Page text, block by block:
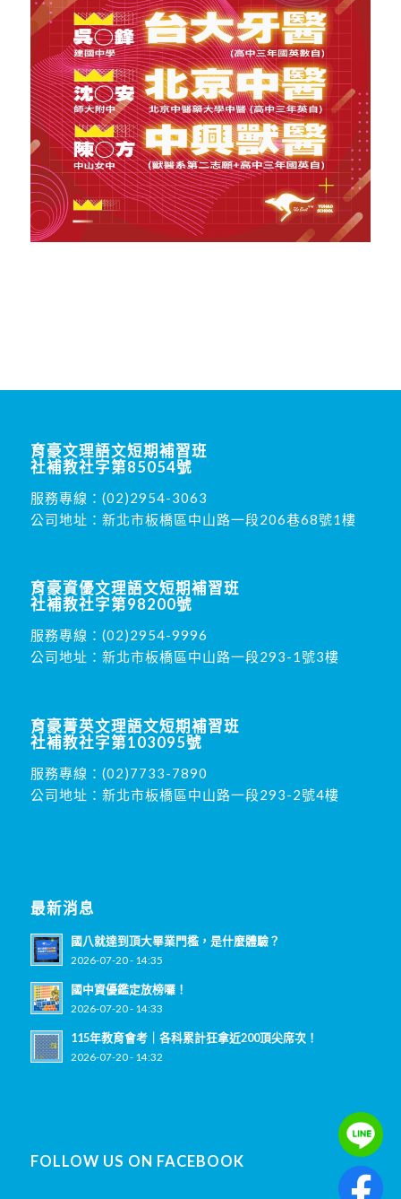
育豪文理語文短期補習班
社補教社字第85054號
服務專線： (02)2954-3063
公司地址：新北市板橋區中山路一段206巷68號1樓
育豪資優文理語文短期補習班
社補教社字第98200號
服務專線： (02)2954-9996
公司地址：新北市板橋區中山路一段293-1號3樓
育豪菁英文理語文短期補習班
社補教社字第103095號
服務專線： (02)7733-7890
公司地址：新北市板橋區中山路一段293-2號4樓
最新消息
國八就達到頂大畢業門檻，是什麼體驗？
2026-07-20 - 14:35
國中資優鑑定放榜囉！
2026-07-20 - 14:33
115年教育會考｜各科累計狂拿近200頂尖席次！
2026-07-20 - 14:32
FOLLOW US ON FACEBOOK